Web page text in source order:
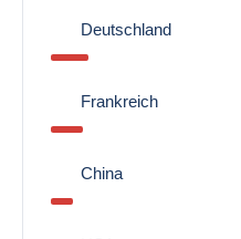
Deutschland
Frankreich
China